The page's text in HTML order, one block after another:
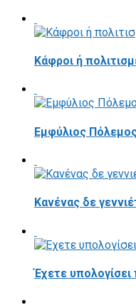
Κάφροι ή
Εμφύλιος
Κανένας δε
Έχετε υπολογίσει